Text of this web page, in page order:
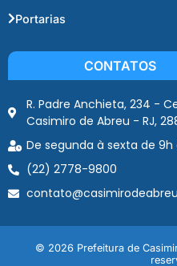
Portarias
CONTATOS
R. Padre Anchieta, 234 -
Casimiro de Abreu - RJ,
De segunda à sexta de 9h
(22) 2778-9800
© 2026 Prefeitura de